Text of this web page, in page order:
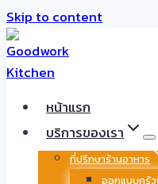
Skip to content
หน้าแรก
บริการของเรา
ที่ปรึกษาร้านอาหาร
ออกแบบครั